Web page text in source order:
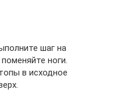
шаг на
ноги.
в исходное